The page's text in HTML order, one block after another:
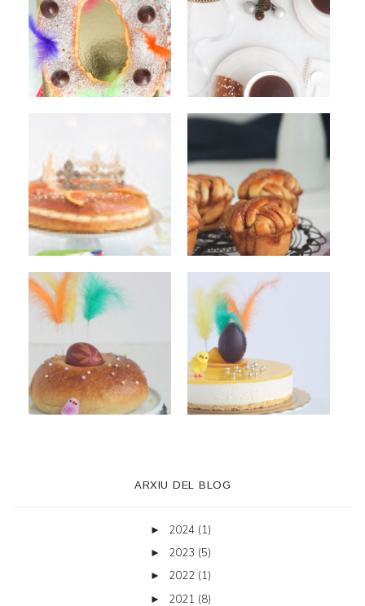
ARXIU DEL BLOG
► 2024 (1)
► 2023 (5)
► 2022 (1)
► 2021 (8)